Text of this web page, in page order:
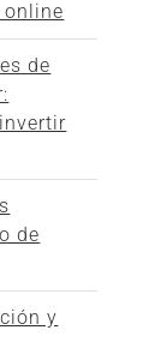
online
de
de
y